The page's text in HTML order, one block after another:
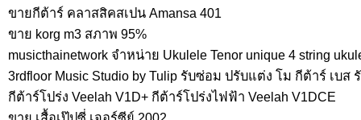
ขายกีต้าร์ คลาสสิคสเปน Amansa 401
ขาย korg m3 สภาพ 95%
musicthainetwork จำหน่าย Ukulele Tenor unique 4 string
3rdfloor Music Studio by Tulip รับซ่อม ปรับแต่ง โม กีต้าร์ เบ
กีต้าร์โปร่ง Veelah V1D+ กีต้าร์โปร่งไฟฟ้า Veelah V1DCE